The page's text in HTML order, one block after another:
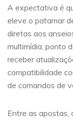
A expectativa é
eleve o patamar
diretas aos
multimídia, ponto
receber
compatibilidade
de comandos de
Entre as apostas,